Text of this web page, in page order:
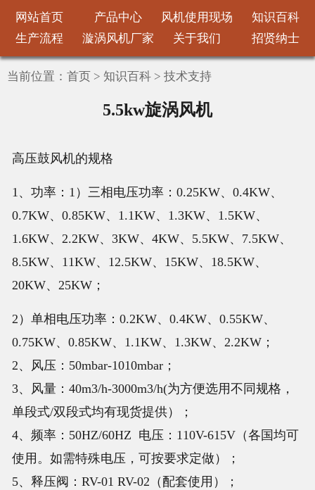
网站首页 产品中心 风机使用现场
知识百科
生产流程
漩涡风机厂家 关于我们 招贤纳士
当前位置： 首页 > 知识百科 > 技术支持
5.5kw旋涡风机
高压鼓风机的规格
1、功率：1）三相电压功率：0.25KW、0.4KW、
0.7KW、0.85KW、1.1KW、1.3KW、1.5KW、
1.6KW、2.2KW、3KW、4KW、5.5KW、7.5KW、
8.5KW、11KW、12.5KW、15KW、18.5KW、
20KW、25KW；
2）单相电压功率：0.2KW、0.4KW、0.55KW、
0.75KW、0.85KW、1.1KW、1.3KW、2.2KW；
2、风压：50mbar-1010mbar；
3、风量：40m3/h-3000m3/h(为方便选用不同规格，
单段式/双段式均有现货提供）；
4、频率：50HZ/60HZ 电压：110V-615V（各国均可
使用。如需特殊电压，可按要求定做）；
5、释压阀：RV-01 RV-02（配套使用）；